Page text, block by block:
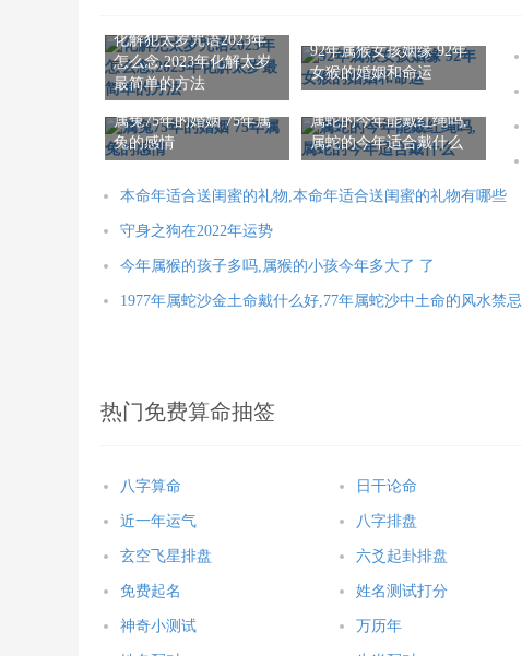
化解犯太岁咒语2023年
怎么念,2023年化解太岁
最简单的方法
92年属猴女孩姻缘 92年
女猴的婚姻和命运
属兔75年的婚姻 75年属
兔的感情
属蛇的今年能戴红绳吗,
属蛇的今年适合戴什么
本命年适合送闺蜜的礼物,本命年适合送闺蜜的礼物有哪些
守身之狗在2022年运势
今年属猴的孩子多吗,属猴的小孩今年多大了 了
1977年属蛇沙金土命戴什么好,77年属蛇沙中土命的风水禁忌
热门免费算命抽签
八字算命 日干论命
近一年运气 八字排盘
玄空飞星排盘 六爻起卦排盘
免费起名 姓名测试打分
神奇小测试 万历年